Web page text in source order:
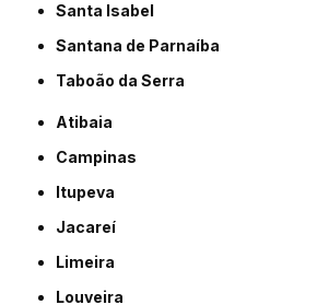
Santa Isabel
Santana de Parnaíba
Taboão da Serra
Atibaia
Campinas
Itupeva
Jacareí
Limeira
Louveira